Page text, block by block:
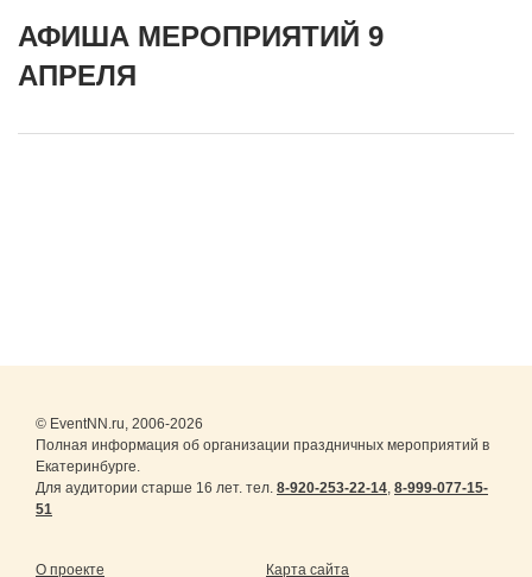
АФИША МЕРОПРИЯТИЙ 9
АПРЕЛЯ
© EventNN.ru, 2006-2026
Полная информация об организации праздничных мероприятий в
Екатеринбурге.
Для аудитории старше 16 лет. тел. 8-920-253-22-14, 8-999-077-15-
51
О проекте Карта сайта